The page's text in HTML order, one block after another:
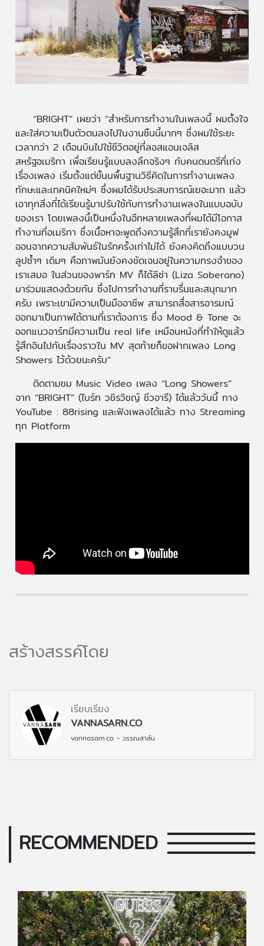
“BRIGHT” เผยว่า “สำหรับการทำงานในเพลงนี้ ผมตั้งใจ
และใส่ความเป็นตัวตนลงไปในงานชิ้นนี้มากๆ ซึ่งผมใช้ระยะ
เวลากว่า 2 เดือนบินไปใช้ชีวิตอยู่ที่ลอสแอนเจลิส
สหรัฐอเมริกา เพื่อเรียนรู้แบบลงลึกจริงๆ กับคนดนตรีที่เก่ง
เรื่องเพลง เริ่มตั้งแต่ขั้นนพื้นฐานวิธีคิดในการทำงานเพลง
ทักษะและเทคนิคใหม่ๆ ซึ่งผมได้รับประสบการณ์เยอะมาก แล้ว
เอาทุกสิ่งที่ได้เรียนรู้มาปรับใช้กับการทำงานเพลงในแบบฉบับ
ของเรา โดยเพลงนี้เป็นหนึ่งในอีกหลายเพลงที่ผมได้มีโอกาส
ทำงานที่อเมริกา ซึ่งเนื้อหาจะพูดถึงความรู้สึกที่เรายังคงมูฟ
ออนจากความสัมพันธ์ในรักครั้งเก่าไม่ได้ ยังคงคิดถึงแบบวน
ลูปซ้ำๆ เดิมๆ คือภาพมันยังคงชัดเจนอยู่ในความทรงจำของ
เราเสมอ ในส่วนของพาร์ท MV ก็ได้ลิซ่า (Liza Soberano)
มาร่วมแสดงด้วยกัน ซึ่งไปการทำงานที่ราบรื่นและสนุกมาก
ครับ เพราะเขามีความเป็นมืออาชีพ สามารถสื่อสารอารมณ์
ออกมาเป็นภาพได้ตามที่เราต้องการ ซึ่ง Mood & Tone จะ
ออกแนวอาร์ทมีความเป็น real life เหมือนหนังที่ทำให้ดูแล้ว
รู้สึกอินไปกับเรื่องราวใน MV สุดท้ายก็ขอฝากเพลง Long
Showers ไว้ด้วยนะครับ”
ติดตามชม Music Video เพลง “Long Showers”
จาก “BRIGHT” (ไบร์ท วชิรวิชญ์ ชีวอารี) ได้แล้ววันนี้ ทาง
YouTube : 88rising และฟังเพลงได้แล้ว ทาง Streaming
ทุก Platform
สร้างสรรค์โดย
เรียบเรียง
VANNASARN.CO
vannasarn.co - วรรณสาส์น
RECOMMENDED